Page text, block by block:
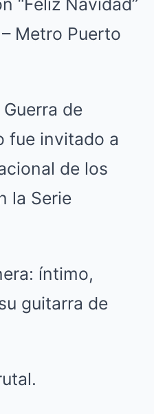
de
fue invitado a
de los
la Serie
íntimo,
guitarra de